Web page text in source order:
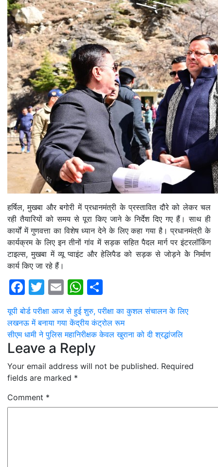
हर्षिल, मुखबा और बगोरी में प्रधानमंत्री के प्रस्तावित दौरे को लेकर चल
रही तैयारियों को समय से पूरा किए जाने के निर्देश दिए गए हैं। साथ ही
कार्यों में गुणवत्ता का विशेष ध्यान देने के लिए कहा गया है। प्रधानमंत्री के
कार्यक्रम के लिए इन तीनों गांव में सड़क सहित पैदल मार्ग पर इंटरलॉकिंग
टाइल्स, मुखबा में व्यू प्वाइंट और हेलिपैड को सड़क से जोड़ने केे निर्माण
कार्य किए जा रहे हैं।
Facebook
Twitter
EmailWhatsApp
Post
navigation
यूपी बोर्ड परीक्षा आज से हुई शुरु, परीक्षा का कुशल संचालन के लिए
लखनऊ में बनाया गया केंद्रीय कंट्रोल रूम
सीएम धामी ने पुलिस महानिरीक्षक केवल खुराना को दी श्रद्धांजलि
Leave a Reply
Your email address will not be published. Required
fields are marked *
Comment *